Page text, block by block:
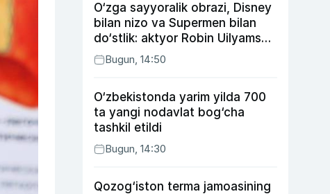
O‘zga sayyoralik obrazi, Disney
bilan nizo va Supermen bilan
do‘stlik: aktyor Robin Uilyams
haqida ko‘pchilik bilmaydigan
faktlar
Bugun, 14:50
O‘zbekistonda yarim yilda 700
ta yangi nodavlat bog‘cha
tashkil etildi
Bugun, 14:30
Qozog‘iston terma jamoasining